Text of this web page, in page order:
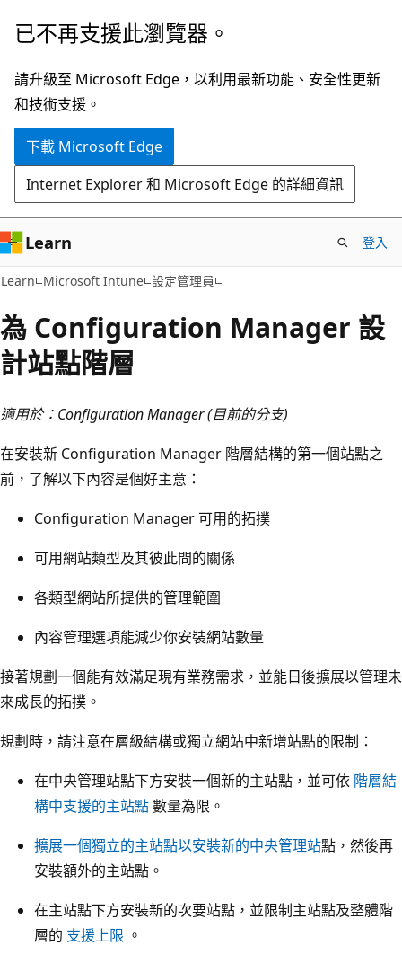
跳
主
要
內
已不再支援此瀏覽器。
請升級至 Microsoft Edge，以利用最新功能、安全性更新
和技術支援。
下載 Microsoft Edge
Internet Explorer 和 Microsoft Edge 的詳細資訊
Learn 登入
Learn Microsoft Intune 設定管理員
為 Configuration Manager 設
計站點階層
適用於：Configuration Manager (目前的分支)
在安裝新 Configuration Manager 階層結構的第一個站點之
前，了解以下內容是個好主意：
Configuration Manager 可用的拓撲
可用網站類型及其彼此間的關係
各類型網站所提供的管理範圍
內容管理選項能減少你安裝網站數量
接著規劃一個能有效滿足現有業務需求，並能日後擴展以管理未
來成長的拓撲。
規劃時，請注意在層級結構或獨立網站中新增站點的限制：
在中央管理站點下方安裝一個新的主站點，並可依 階層結
構中支援的主站點數量為限。
擴展一個獨立的主站點以安裝新的中央管理站點，然後再
安裝額外的主站點。
在主站點下方安裝新的次要站點，並限制主站點及整體階
層的 支援上限 。